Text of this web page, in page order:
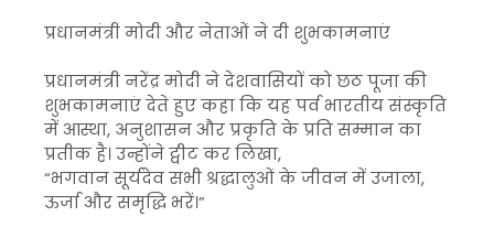
प्रधानमंत्री मोदी और नेताओं ने दी शुभकामनाएं
प्रधानमंत्री नरेंद्र मोदी ने देशवासियों को छठ पूजा की
शुभकामनाएं देते हुए कहा कि यह पर्व भारतीय संस्कृति
में आस्था, अनुशासन और प्रकृति के प्रति सम्मान का
प्रतीक है। उन्होंने ट्वीट कर लिखा,
“भगवान सूर्यदेव सभी श्रद्धालुओं के जीवन में उजाला,
ऊर्जा और समृद्धि भरें।”